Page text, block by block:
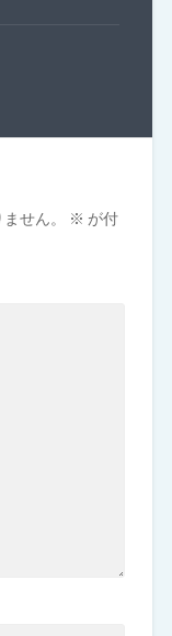
せん。 ※ が付